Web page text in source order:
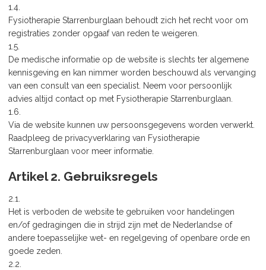
1.4.
Fysiotherapie Starrenburglaan behoudt zich het recht voor om
registraties zonder opgaaf van reden te weigeren.
1.5.
De medische informatie op de website is slechts ter algemene
kennisgeving en kan nimmer worden beschouwd als vervanging
van een consult van een specialist. Neem voor persoonlijk
advies altijd contact op met Fysiotherapie Starrenburglaan.
1.6.
Via de website kunnen uw persoonsgegevens worden verwerkt.
Raadpleeg de privacyverklaring van Fysiotherapie
Starrenburglaan voor meer informatie.
Artikel 2. Gebruiksregels
2.1.
Het is verboden de website te gebruiken voor handelingen
en/of gedragingen die in strijd zijn met de Nederlandse of
andere toepasselijke wet- en regelgeving of openbare orde en
goede zeden.
2.2.